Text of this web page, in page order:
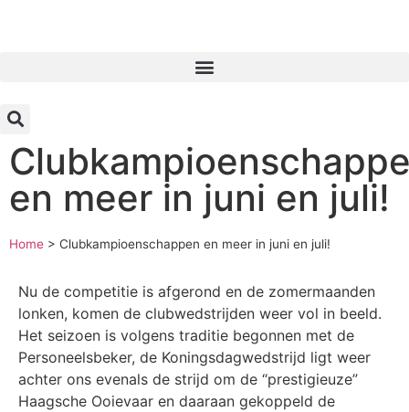
en meer in juni en juli!
Home > Clubkampioenschappen en meer in juni en juli!
Nu de competitie is afgerond en de zomermaanden
lonken, komen de clubwedstrijden weer vol in beeld.
Het seizoen is volgens traditie begonnen met de
Personeelsbeker, de Koningsdagwedstrijd ligt weer
achter ons evenals de strijd om de “prestigieuze”
Haagsche Ooievaar en daaraan gekoppeld de